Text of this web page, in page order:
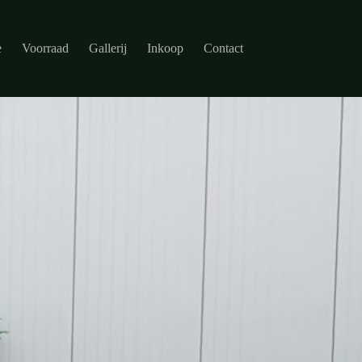
Voorraad Gallerij Inkoop Contact